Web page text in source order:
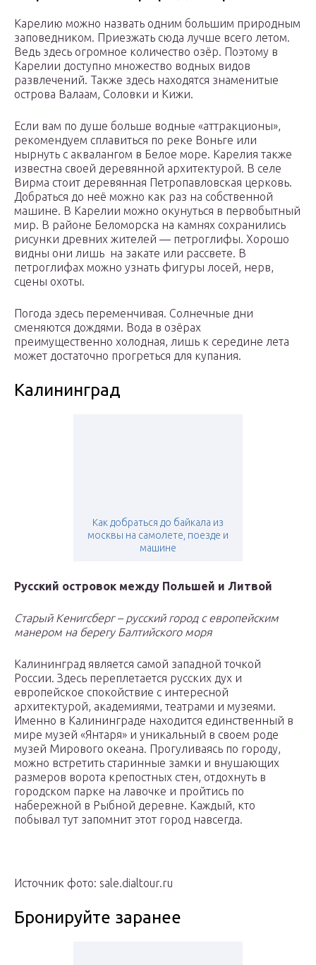
Карелию можно назвать одним большим природным
заповедником. Приезжать сюда лучше всего летом.
Ведь здесь огромное количество озёр. Поэтому в
Карелии доступно множество водных видов
развлечений. Также здесь находятся знаменитые
острова Валаам, Соловки и Кижи.
Если вам по душе больше водные «аттракционы»,
рекомендуем сплавиться по реке Воньге или
нырнуть с аквалангом в Белое море. Карелия также
известна своей деревянной архитектурой. В селе
Вирма стоит деревянная Петропавловская церковь.
Добраться до неё можно как раз на собственной
машине. В Карелии можно окунуться в первобытный
мир. В районе Беломорска на камнях сохранились
рисунки древних жителей — петроглифы. Хорошо
видны они лишь на закате или рассвете. В
петроглифах можно узнать фигуры лосей, нерв,
сцены охоты.
Погода здесь переменчивая. Солнечные дни
сменяются дождями. Вода в озёрах
преимущественно холодная, лишь к середине лета
может достаточно прогреться для купания.
Калининград
Как добраться до байкала из
москвы на самолете, поезде и
машине
Русский островок между Польшей и Литвой
Старый Кенигсберг – русский город с европейским
манером на берегу Балтийского моря
Калининград является самой западной точкой
России. Здесь переплетается русских дух и
европейское спокойствие с интересной
архитектурой, академиями, театрами и музеями.
Именно в Калининграде находится единственный в
мире музей «Янтаря» и уникальный в своем роде
музей Мирового океана. Прогуливаясь по городу,
можно встретить старинные замки и внушающих
размеров ворота крепостных стен, отдохнуть в
городском парке на лавочке и пройтись по
набережной в Рыбной деревне. Каждый, кто
побывал тут запомнит этот город навсегда.
Источник фото: sale.dialtour.ru
Бронируйте заранее